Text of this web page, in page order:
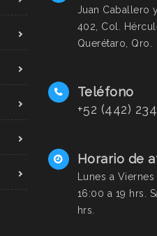
Juan Caballero
402, Col.
Querétaro, Qro.
Teléfono
+52 (442)
Horario de
Lunes a
16:00 a 19 hrs.
hrs.